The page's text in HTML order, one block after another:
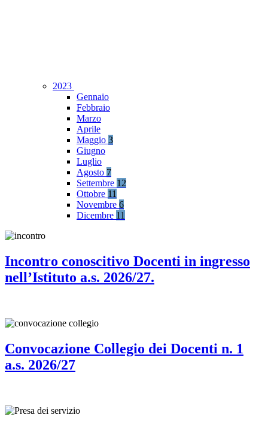
2023
Gennaio
Febbraio
Marzo
Aprile
Maggio 3
Giugno
Luglio
Agosto 7
Settembre 12
Ottobre 11
Novembre 6
Dicembre 11
Incontro conoscitivo Docenti in ingresso
nell’Istituto a.s. 2026/27.
Convocazione Collegio dei Docenti n. 1
a.s. 2026/27